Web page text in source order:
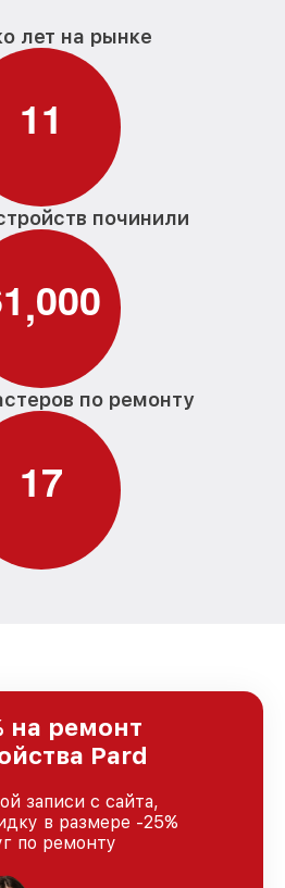
лет на рынке
11
починили
1,000
по ремонту
17
на ремонт
Pard
записи с сайта,
в размере -25%
по ремонту